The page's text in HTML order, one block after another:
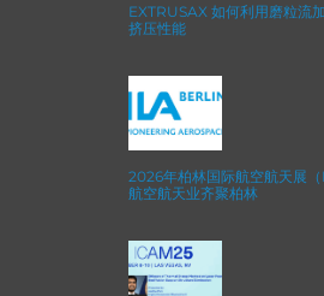
EXTRUSAX 如何利用磨粒流
挤压性能
2026年柏林国际航空航天展
航空航天业齐聚柏林